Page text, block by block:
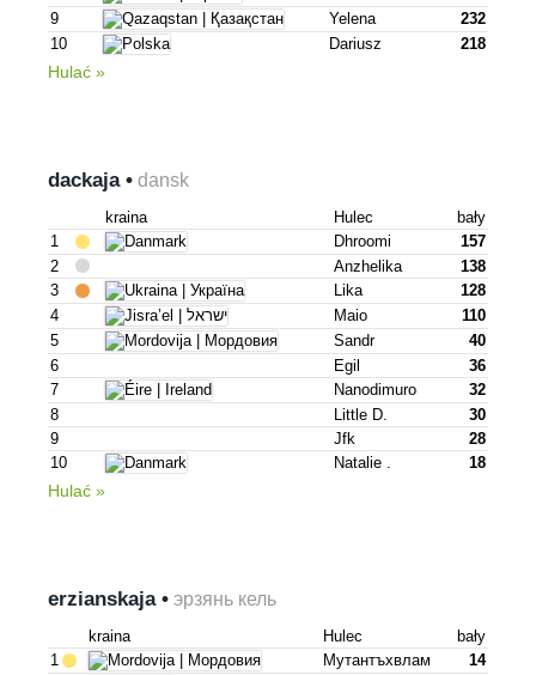
9
Yelena
232
10
Dariusz 218
Hulać »
dackaja • dansk
kraina Hulec
bały
1
Dhroomi
157
2
Anzhelika
138
3
Lika
128
4
Maio
110
5
Sandr
40
6
Egil
36
7
Nanodimuro
32
8
Little D.
30
9
Jfk
28
10
Natalie . 18
Hulać »
erzianskaja • эрзянь кель
kraina Hulec
bały
1
Мутантъхвлам
14